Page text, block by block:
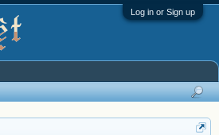
Log in or Sign up